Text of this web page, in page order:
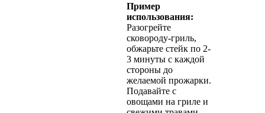
Пример
использования:
Разогрейте
сковороду-гриль,
обжарьте стейк по 2-
3 минуты с каждой
стороны до
желаемой прожарки.
Подавайте с
овощами на гриле и